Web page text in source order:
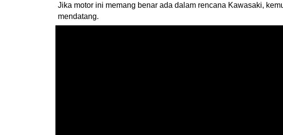
Jika motor ini memang benar ada dalam rencana Kawasaki,
mendatang.